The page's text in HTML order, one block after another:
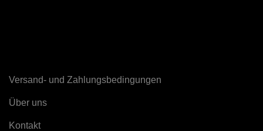
Versand- und Zahlungsbedingungen
Über uns
Kontakt